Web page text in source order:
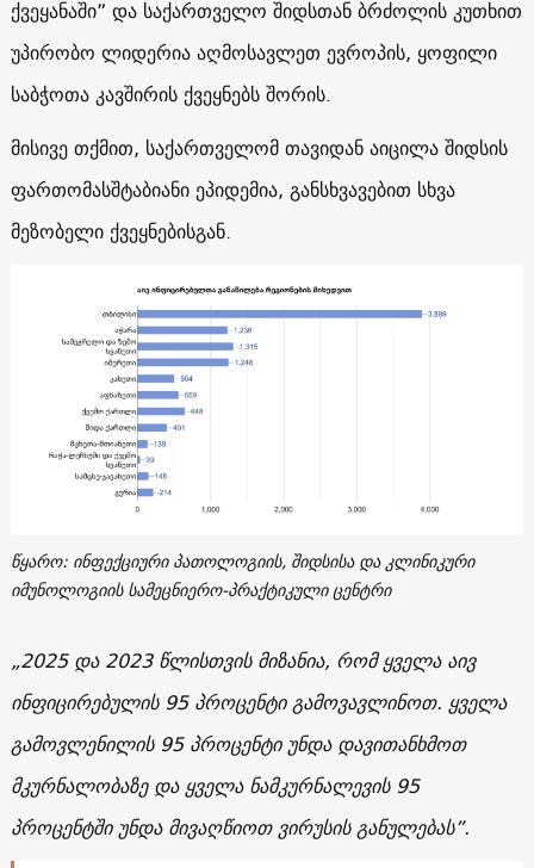
ქვეყანაში” და საქართველო შიდსთან ბრძოლის კუთხით
უპირობო ლიდერია აღმოსავლეთ ევროპის, ყოფილი
საბჭოთა კავშირის ქვეყნებს შორის.
მისივე თქმით, საქართველომ თავიდან აიცილა შიდსის
ფართომასშტაბიანი ეპიდემია, განსხვავებით სხვა
მეზობელი ქვეყნებისგან.
წყარო: ინფექციური პათოლოგიის, შიდსისა და კლინიკური
იმუნოლოგიის სამეცნიერო-პრაქტიკული ცენტრი
„2025 და 2023 წლისთვის მიზანია, რომ ყველა აივ
ინფიცირებულის 95 პროცენტი გამოვავლინოთ. ყველა
გამოვლენილის 95 პროცენტი უნდა დავითანხმოთ
მკურნალობაზე და ყველა ნამკურნალევის 95
პროცენტში უნდა მივაღწიოთ ვირუსის განულებას”.